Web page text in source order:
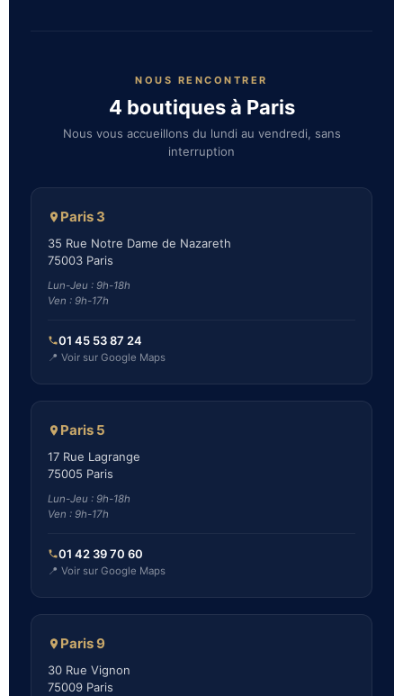
NOUS RENCONTRER
4 boutiques à Paris
Nous vous accueillons du lundi au vendredi, sans
interruption
Paris 3
35 Rue Notre Dame de Nazareth
75003 Paris
Lun-Jeu : 9h-18h
Ven : 9h-17h
01 45 53 87 24
📍 Voir sur Google Maps
Paris 5
17 Rue Lagrange
75005 Paris
Lun-Jeu : 9h-18h
Ven : 9h-17h
01 42 39 70 60
📍 Voir sur Google Maps
Paris 9
30 Rue Vignon
75009 Paris